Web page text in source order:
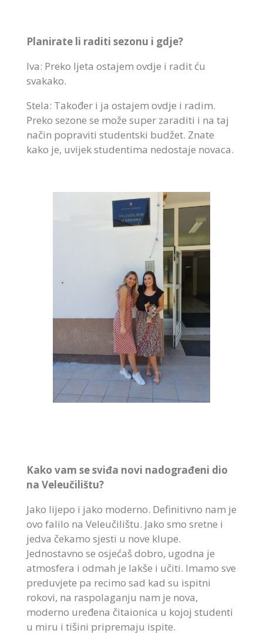
Planirate li raditi sezonu i gdje?
Iva: Preko ljeta ostajem ovdje i radit ću
svakako.
Stela: Također i ja ostajem ovdje i radim.
Preko sezone se može super zaraditi i na taj
način popraviti studentski budžet. Znate
kako je, uvijek studentima nedostaje novaca.
Kako vam se sviđa novi nadograđeni dio
na Veleučilištu?
Jako lijepo i jako moderno. Definitivno nam je
ovo falilo na Veleučilištu. Jako smo sretne i
jedva čekamo sjesti u nove klupe.
Jednostavno se osjećaš dobro, ugodna je
atmosfera i odmah je lakše i učiti. Imamo sve
preduvjete pa recimo sad kad su ispitni
rokovi, na raspolaganju nam je nova,
moderno uređena čitaionica u kojoj studenti
u miru i tišini pripremaju ispite.